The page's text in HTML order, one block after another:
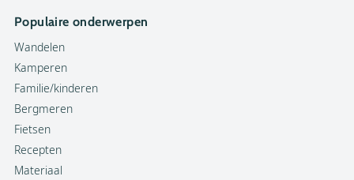
Populaire onderwerpen
Wandelen
Kamperen
Familie/kinderen
Bergmeren
Fietsen
Recepten
Materiaal